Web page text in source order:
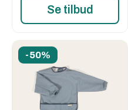
Se tilbud
-50%